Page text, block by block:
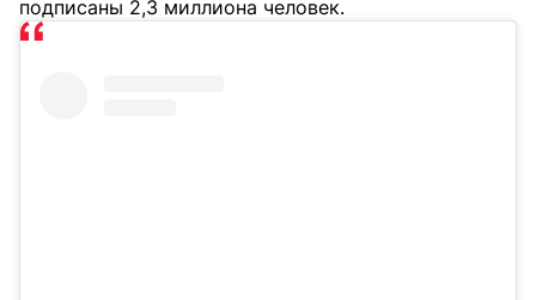
подписаны 2,3 миллиона человек.